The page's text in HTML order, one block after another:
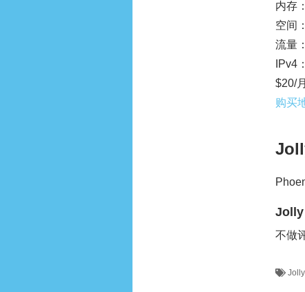
内存
空间
流量
IPv4
$20/月
购买
Jolly
不做